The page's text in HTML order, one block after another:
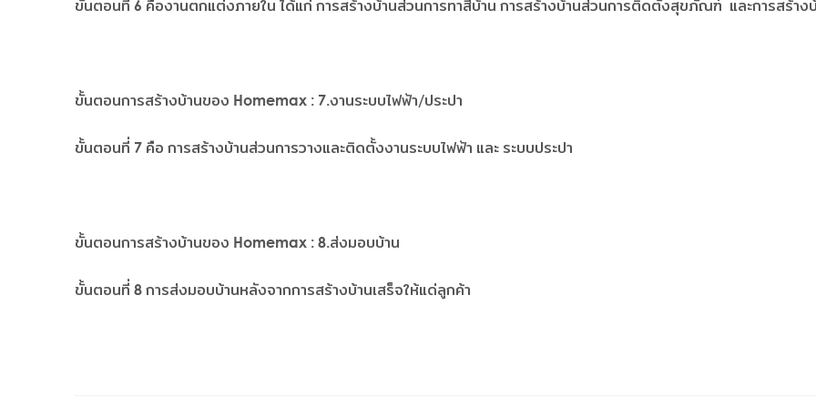
ขั้นตอนที่ 6 คืองานตกแต่งภายใน ได้แก่ การสร้างบ้านส่วนการทาสีบ้าน การสร้างบ้านส่วนการติดตั้งสุขภัณฑ์ และการสร้า
ขั้นตอนการสร้างบ้านของ Homemax : 7.งานระบบไฟฟ้า/ประปา
ขั้นตอนที่ 7 คือ การสร้างบ้านส่วนการวางและติดตั้งงานระบบไฟฟ้า และ ระบบประปา
ขั้นตอนการสร้างบ้านของ Homemax : 8.ส่งมอบบ้าน
ขั้นตอนที่ 8 การส่งมอบบ้านหลังจากการสร้างบ้านเสร็จให้แด่ลูกค้า